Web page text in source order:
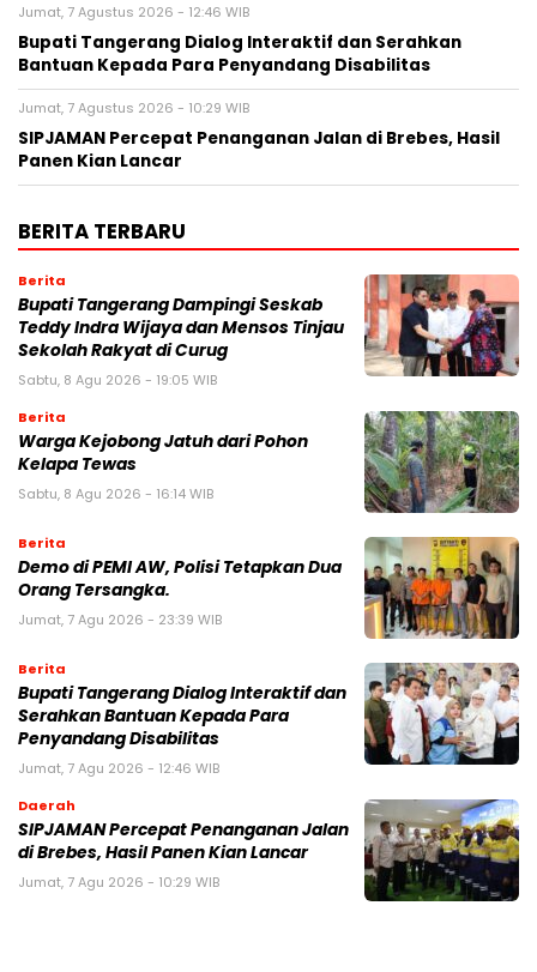
Jumat, 7 Agustus 2026 - 12:46 WIB
Bupati Tangerang Dialog Interaktif dan Serahkan
Bantuan Kepada Para Penyandang Disabilitas
Jumat, 7 Agustus 2026 - 10:29 WIB
SIPJAMAN Percepat Penanganan Jalan di Brebes, Hasil
Panen Kian Lancar
BERITA TERBARU
Berita
Bupati Tangerang Dampingi Seskab
Teddy Indra Wijaya dan Mensos Tinjau
Sekolah Rakyat di Curug
Sabtu, 8 Agu 2026 - 19:05 WIB
Berita
Warga Kejobong Jatuh dari Pohon
Kelapa Tewas
Sabtu, 8 Agu 2026 - 16:14 WIB
Berita
Demo di PEMI AW, Polisi Tetapkan Dua
Orang Tersangka.
Jumat, 7 Agu 2026 - 23:39 WIB
Berita
Bupati Tangerang Dialog Interaktif dan
Serahkan Bantuan Kepada Para
Penyandang Disabilitas
Jumat, 7 Agu 2026 - 12:46 WIB
Daerah
SIPJAMAN Percepat Penanganan Jalan
di Brebes, Hasil Panen Kian Lancar
Jumat, 7 Agu 2026 - 10:29 WIB